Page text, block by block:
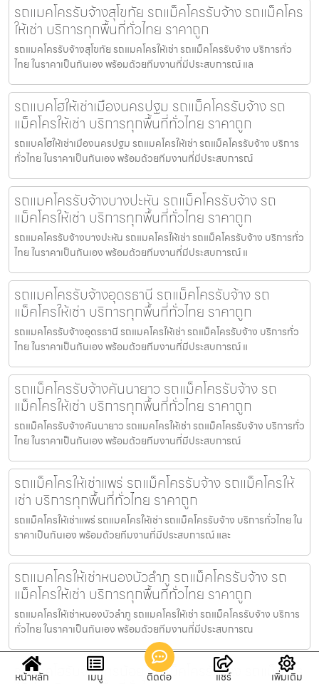
รถแมคโครรับจ้างสุโขทัย รถแม็คโครรับจ้าง รถแม็คโคร
ให้เช่า บริการทุกพื้นที่ทั่วไทย ราคาถูก
รถแมคโครรับจ้างสุโขทัย รถแมคโครให้เช่า รถแม็คโครรับจ้าง บริการทั่ว
ไทย ในราคาเป็นกันเอง พร้อมด้วยทีมงานที่มีประสบการณ์ แล
รถแบคโฮให้เช่าเมืองนครปฐม รถแม็คโครรับจ้าง รถ
แม็คโครให้เช่า บริการทุกพื้นที่ทั่วไทย ราคาถูก
รถแบคโฮให้เช่าเมืองนครปฐม รถแมคโครให้เช่า รถแม็คโครรับจ้าง บริการ
ทั่วไทย ในราคาเป็นกันเอง พร้อมด้วยทีมงานที่มีประสบการณ์
รถแมคโครรับจ้างบางปะหัน รถแม็คโครรับจ้าง รถ
แม็คโครให้เช่า บริการทุกพื้นที่ทั่วไทย ราคาถูก
รถแมคโครรับจ้างบางปะหัน รถแมคโครให้เช่า รถแม็คโครรับจ้าง บริการทั่ว
ไทย ในราคาเป็นกันเอง พร้อมด้วยทีมงานที่มีประสบการณ์ แ
รถแมคโครรับจ้างอุดรธานี รถแม็คโครรับจ้าง รถ
แม็คโครให้เช่า บริการทุกพื้นที่ทั่วไทย ราคาถูก
รถแมคโครรับจ้างอุดรธานี รถแมคโครให้เช่า รถแม็คโครรับจ้าง บริการทั่ว
ไทย ในราคาเป็นกันเอง พร้อมด้วยทีมงานที่มีประสบการณ์ แ
รถแม็คโครรับจ้างคันนายาว รถแม็คโครรับจ้าง รถ
แม็คโครให้เช่า บริการทุกพื้นที่ทั่วไทย ราคาถูก
รถแม็คโครรับจ้างคันนายาว รถแมคโครให้เช่า รถแม็คโครรับจ้าง บริการทั่ว
ไทย ในราคาเป็นกันเอง พร้อมด้วยทีมงานที่มีประสบการณ์
รถแม็คโครให้เช่าแพร่ รถแม็คโครรับจ้าง รถแม็คโครให้
เช่า บริการทุกพื้นที่ทั่วไทย ราคาถูก
รถแม็คโครให้เช่าแพร่ รถแมคโครให้เช่า รถแม็คโครรับจ้าง บริการทั่วไทย ใน
ราคาเป็นกันเอง พร้อมด้วยทีมงานที่มีประสบการณ์ และ
รถแมคโครให้เช่าหนองบัวลำภู รถแม็คโครรับจ้าง รถ
แม็คโครให้เช่า บริการทุกพื้นที่ทั่วไทย ราคาถูก
รถแมคโครให้เช่าหนองบัวลำภู รถแมคโครให้เช่า รถแม็คโครรับจ้าง บริการ
ทั่วไทย ในราคาเป็นกันเอง พร้อมด้วยทีมงานที่มีประสบการณ
รถแบคโฮรับจ้างไทรน้อย รถแม็คโครรับจ้าง รถแม็คโคร
หน้าหลัก เมนู ติดต่อ แชร์ เพิ่มเติม